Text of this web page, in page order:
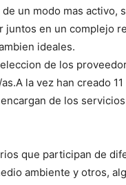
un modo mas activo,
juntos en un complejo
ideales.
de los
la vez han creado
de los
que participan de
ambiente y otros,